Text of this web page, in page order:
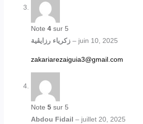
Note 4sur 5
زكرياء رزايڨية – juin 10, 2025
zakariarezaiguia3@gmail.com
Note 5sur 5
Abdou Fidail – juillet 20, 2025